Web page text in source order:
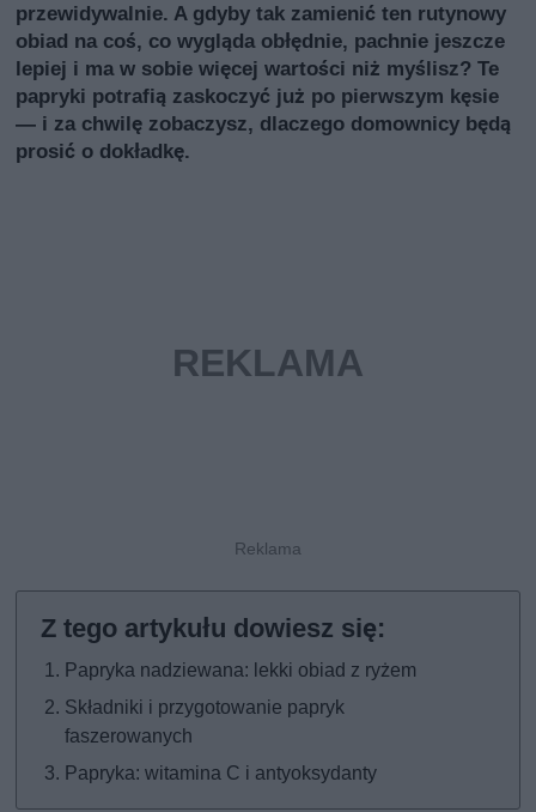
przewidywalnie. A gdyby tak zamienić ten rutynowy
obiad na coś, co wygląda obłędnie, pachnie jeszcze
lepiej i ma w sobie więcej wartości niż myślisz? Te
papryki potrafią zaskoczyć już po pierwszym kęsie
— i za chwilę zobaczysz, dlaczego domownicy będą
prosić o dokładkę.
Papryka nadziewana: lekki obiad z ryżem
Składniki i przygotowanie papryk
faszerowanych
Papryka: witamina C i antyoksydanty